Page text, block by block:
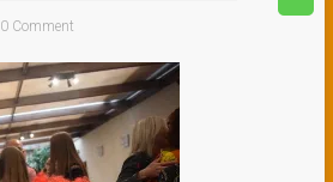
0 Comment